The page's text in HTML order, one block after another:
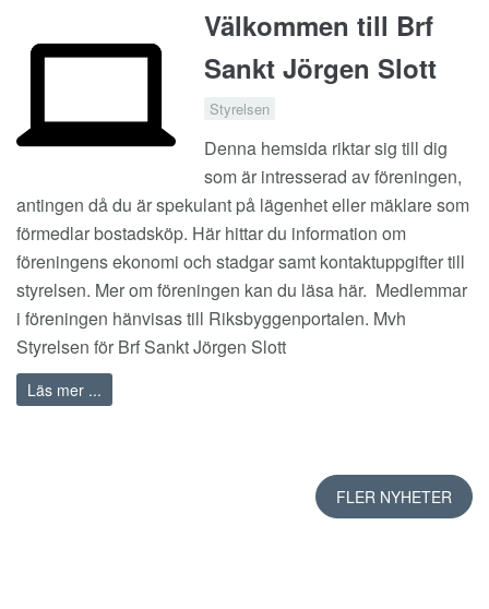
Välkommen till Brf
Sankt Jörgen Slott
Styrelsen
Denna hemsida riktar sig till dig
som är intresserad av föreningen,
antingen då du är spekulant på lägenhet eller mäklare som
förmedlar bostadsköp. Här hittar du information om
föreningens ekonomi och stadgar samt kontaktuppgifter till
styrelsen. Mer om föreningen kan du läsa här. Medlemmar
i föreningen hänvisas till Riksbyggenportalen. Mvh
Styrelsen för Brf Sankt Jörgen Slott
Läs mer ...
FLER NYHETER